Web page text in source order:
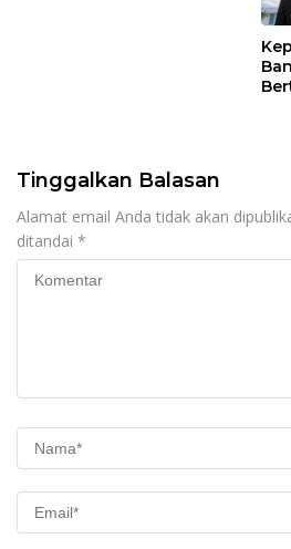
Tinggalkan Balasan
Alamat email Anda tidak akan
ditandai *